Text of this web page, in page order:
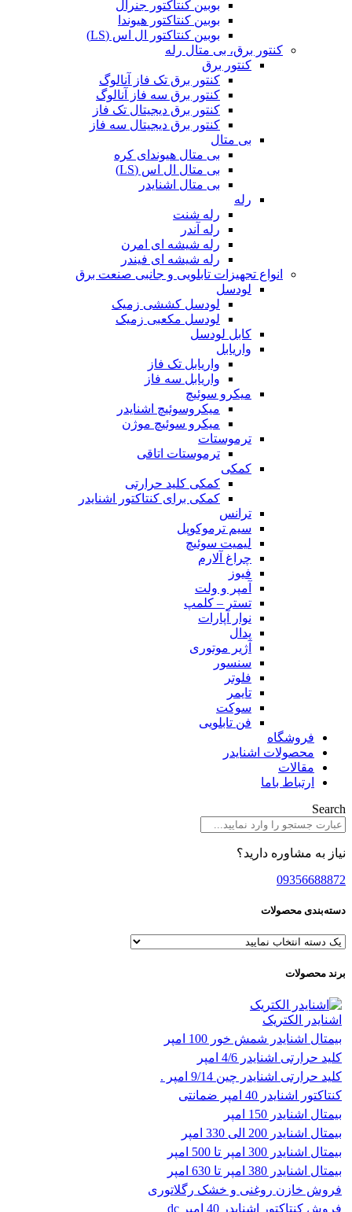
بوبین کنتاکتور جنرال
بوبین کنتاکتور هیوندا
بوبین کنتاکتور ال اس (LS)
کنتور برق، بی متال رله
کنتور برق
کنتور برق تک فاز آنالوگ
کنتور برق سه فاز آنالوگ
کنتور برق دیجیتال تک فاز
کنتور برق دیجیتال سه فاز
بی متال
بی متال هیوندای کره
بی متال ال اس (LS)
بی متال اشنایدر
رله
رله شنت
رله آندر
رله شیشه ای امرن
رله شیشه ای فیندر
انواع تجهیزات تابلویی و جانبی صنعت برق
لودسل
لودسل کششی زمیک
لودسل مکعبی زمیک
کابل لودسل
واریابل
واریابل تک فاز
واریابل سه فاز
میکرو سوئیچ
میکروسوئیچ اشنایدر
میکرو سوئیچ موژن
ترموستات
ترموستات اتاقی
کمکی
کمکی کلید حرارتی
کمکی برای کنتاکتور اشنایدر
ترانس
سیم ترموکوپل
لیمیت سوئیچ
چراغ آلارم
فیوز
آمپر و ولت
تستر – کلمپ
نوار آپارات
پدال
آژیر موتوری
سنسور
فلوتر
تایمر
سوکت
فن تابلویی
فروشگاه
محصولات اشنایدر
مقالات
ارتباط باما
Search
نیاز به مشاوره دارید؟
09356688872
دسته‌بندی محصولات
برند محصولات
اشنایدر الکتریک
بیمتال اشنایدر شمش خور 100 امپر
کلید حرارتی اشنایدر 4/6 امپر
کلید حرارتی اشنایدر چین 9/14 امپر .
کنتاکتور اشنایدر 40 امپر ضمانتی
بیمتال اشنایدر 150 امپر
بیمتال اشنایدر 200 الی 330 امپر
بیمتال اشنایدر 300 امپر تا 500 امپر
بیمتال اشنایدر 380 امپر تا 630 امپر
فروش خازن روغنی و خشک رگلاتوری
فروش کنتاکتور اشنایدر 40 امپر dc